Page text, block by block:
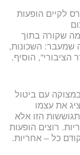
לקיים הופעות
שקורה בתוך
שמעבר: השכונות,
הציבורי", הוסיף.
במצוקה עם ביטול
את עצמו
הזו אלא
רוצים הופעות
כל – אחריות.